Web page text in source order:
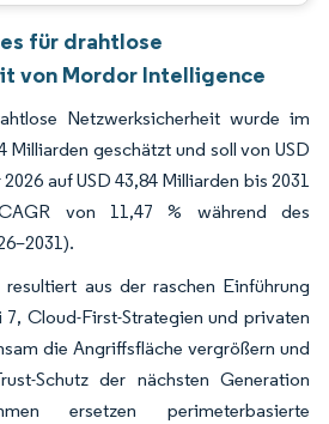
für drahtlose
von Mordor Intelligence
Netzwerksicherheit wurde im
Milliarden geschätzt und soll von USD
auf USD 43,84 Milliarden bis 2031
von 11,47 % während des
aus der raschen Einführung
Cloud-First-Strategien und privaten
die Angriffsfläche vergrößern und
Schutz der nächsten Generation
ersetzen perimeterbasierte